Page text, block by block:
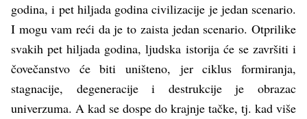
godina, i pet hiljada godina civilizacije je jedan scenario.
I mogu vam reći da je to zaista jedan scenario. Otprilike
svakih pet hiljada godina, ljudska istorija će se završiti i
čovečanstvo će biti uništeno, jer ciklus formiranja,
stagnacije, degeneracije i destrukcije je obrazac
univerzuma. A kad se dospe do krajnje tačke, tj. kad više